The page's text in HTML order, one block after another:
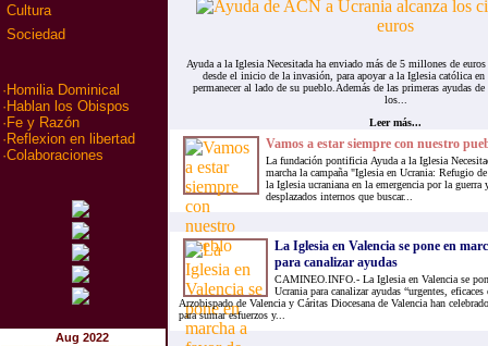
Cultura
Sociedad
· Homilia Dominical
· Hablan los Obispos
· Fe y Razón
· Reflexion en libertad
·Colaboraciones
Aug 2022
Ayuda a la Iglesia Necesitada ha enviado más de 5 millones de
desde el inicio de la invasión, para apoyar a la Iglesia católica
permanecer al lado de su pueblo.Además de las primeras ayudas
los...
Leer más...
Vamos a estar siempre con nuestro
La fundación pontificia Ayuda a la Iglesia
marcha la campaña "Iglesia en Ucrania: Refugio
la Iglesia ucraniana en la emergencia por la
desplazados internos que buscar...
La Iglesia en Valencia se pone en
para canalizar ayudas
CAMINEO.INFO.- La Iglesia en Valencia se
Ucrania para canalizar ayudas “urgentes,
Arzobispado de Valencia y Cáritas Diocesana de Valencia han
para sumar esfuerzos y...